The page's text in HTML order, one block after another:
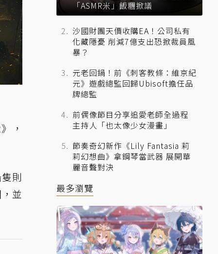
，
則
並
「ASMR米」飯糰掀議
沙國財團天價收購EA！公司私有
化藏隱憂 削減7億支出恐掀裁員風
暴？
元老回鍋！前《刺客教條：維京紀
元》遊戲總監回歸Ubisoft擔任品
牌總監
前偶像節目分享追愛老師全過程
主持人「也太像少女漫畫」
節奏奇幻新作《Lily Fantasia 莉
莉幻想曲》拿鋼琴當武器 展開華
麗音聲對決
最多瀏覽